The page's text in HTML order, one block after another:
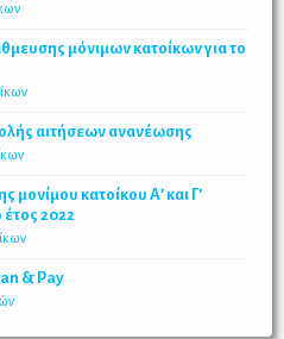
μόνιμων κατοίκων για το
αιτήσεων ανανέωσης
κατοίκου Α’ και Γ’
έτος 2022
& Pay